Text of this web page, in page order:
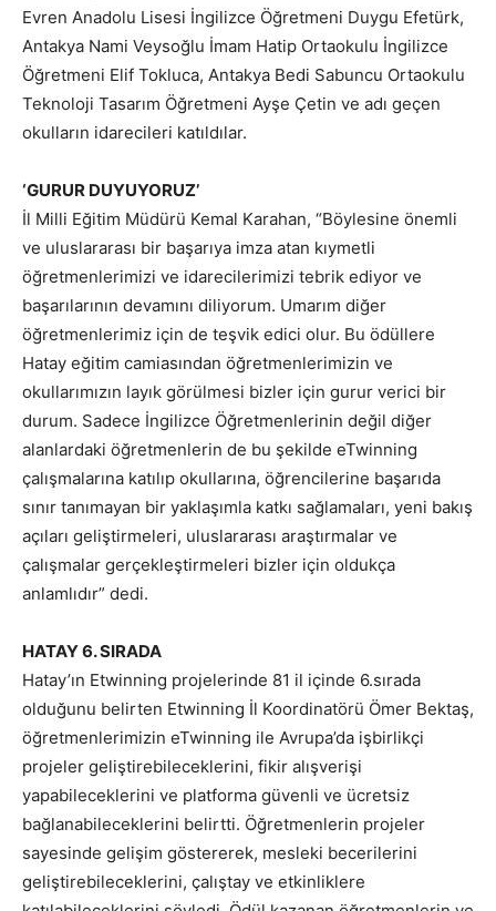
Evren Anadolu Lisesi İngilizce Öğretmeni Duygu Efetürk,
Antakya Nami Veysoğlu İmam Hatip Ortaokulu İngilizce
Öğretmeni Elif Tokluca, Antakya Bedi Sabuncu Ortaokulu
Teknoloji Tasarım Öğretmeni Ayşe Çetin ve adı geçen
okulların idarecileri katıldılar.
‘GURUR DUYUYORUZ’
İl Milli Eğitim Müdürü Kemal Karahan, “Böylesine önemli
ve uluslararası bir başarıya imza atan kıymetli
öğretmenlerimizi ve idarecilerimizi tebrik ediyor ve
başarılarının devamını diliyorum. Umarım diğer
öğretmenlerimiz için de teşvik edici olur. Bu ödüllere
Hatay eğitim camiasından öğretmenlerimizin ve
okullarımızın layık görülmesi bizler için gurur verici bir
durum. Sadece İngilizce Öğretmenlerinin değil diğer
alanlardaki öğretmenlerin de bu şekilde eTwinning
çalışmalarına katılıp okullarına, öğrencilerine başarıda
sınır tanımayan bir yaklaşımla katkı sağlamaları, yeni bakış
açıları geliştirmeleri, uluslararası araştırmalar ve
çalışmalar gerçekleştirmeleri bizler için oldukça
anlamlıdır” dedi.
HATAY 6. SIRADA
Hatay’ın Etwinning projelerinde 81 il içinde 6.sırada
olduğunu belirten Etwinning İl Koordinatörü Ömer Bektaş,
öğretmenlerimizin eTwinning ile Avrupa’da işbirlikçi
projeler geliştirebileceklerini, fikir alışverişi
yapabileceklerini ve platforma güvenli ve ücretsiz
bağlanabileceklerini belirtti. Öğretmenlerin projeler
sayesinde gelişim göstererek, mesleki becerilerini
geliştirebileceklerini, çalıştay ve etkinliklere